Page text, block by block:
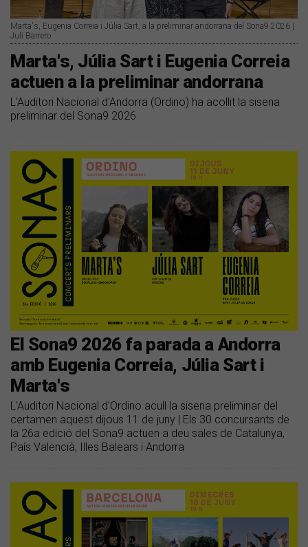
Marta's, Eugenia Correia i Júlia Sart, a la preliminar andorrana del Sona9 2026 |
Juli Barrero
Marta's, Júlia Sart i Eugenia Correia
actuen a la preliminar andorrana
L'Auditori Nacional d'Andorra (Ordino) ha acollit la sisena
preliminar del Sona9 2026
El Sona9 2026 fa parada a Andorra
amb Eugenia Correia, Júlia Sart i
Marta's
L'Auditori Nacional d'Ordino acull la sisena preliminar del
certamen aquest dijous 11 de juny | Els 30 concursants de
la 26a edició del Sona9 actuen a deu sales de Catalunya,
País Valencià, Illes Balears i Andorra